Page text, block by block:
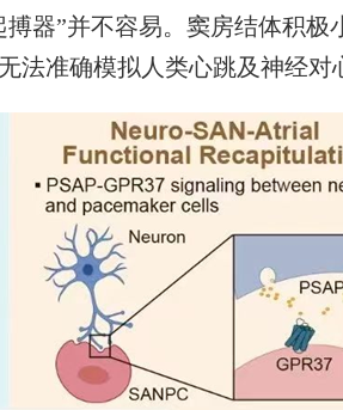
器”并不容易。窦房结体积极
准确模拟人类心跳及神经对